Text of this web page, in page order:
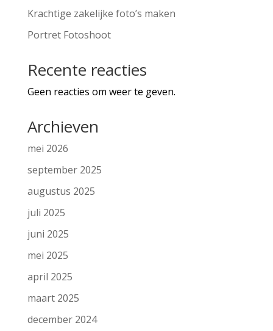
Krachtige zakelijke foto’s maken
Portret Fotoshoot
Recente reacties
Geen reacties om weer te geven.
Archieven
mei 2026
september 2025
augustus 2025
juli 2025
juni 2025
mei 2025
april 2025
maart 2025
december 2024